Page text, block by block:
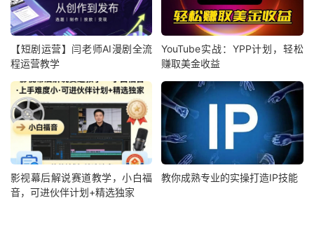
【短剧运营】闫老师AI漫剧全流
程运营教学
YouTube实战：YPP计划，轻松
赚取美金收益
影视幕后解说赛道教学，小白福
音，可进伙伴计划+精选独家
教你成熟专业的实操打造IP技能